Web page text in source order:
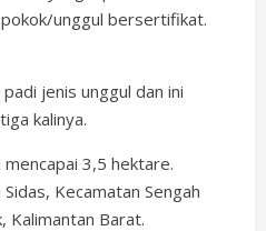
unggul bersertifikat.
jenis unggul dan ini
kalinya.
mencapai 3,5 hektare.
Kecamatan Sengah
Kalimantan Barat.